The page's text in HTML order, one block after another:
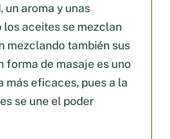
un aroma y unas
aceites se mezclan
mezclando también sus
forma de masaje es uno
más eficaces, pues a la
se une el poder